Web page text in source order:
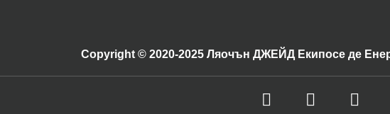
Copyright © 2020-2025 Ляочън ДЖЕЙД Екипосе де